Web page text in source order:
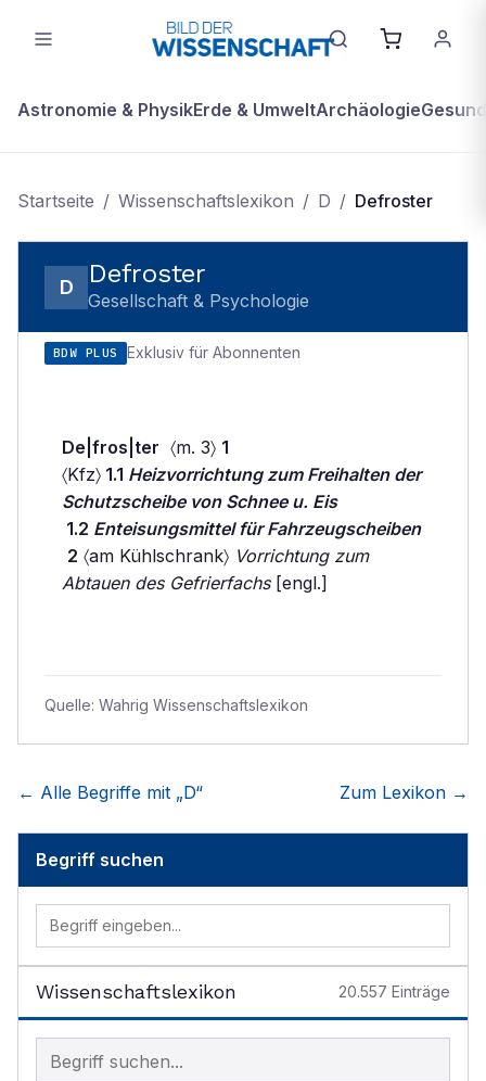
Astronomie & PhysikErde & UmweltArchäologie
Startseite / Wissenschaftslexikon / D / Defroster
D Defroster
Gesellschaft & Psychologie
BDW PLUS Exklusiv für Abonnenten
De|fros|ter 〈m. 3〉 1
〈Kfz〉 1.1 Heizvorrichtung zum Freihalten der
Schutzscheibe von Schnee u. Eis
1.2 Enteisungsmittel für Fahrzeugscheiben
2 〈am Kühlschrank〉 Vorrichtung zum
Abtauen des Gefrierfachs[engl.]
Quelle: Wahrig Wissenschaftslexikon
← Alle Begriffe mit „D“ Zum Lexikon →
Begriff suchen
Wissenschaftslexikon 20.557 Einträge
Begriff im Lexikon suchen